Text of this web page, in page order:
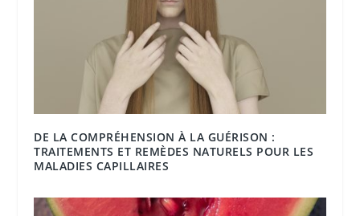
DE LA COMPRÉHENSION À LA GUÉRISON :
TRAITEMENTS ET REMÈDES NATURELS POUR LES
MALADIES CAPILLAIRES